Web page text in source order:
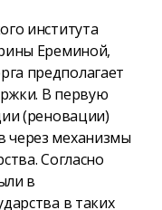
института
Ереминой,
предполагает
В первую
(реновации)
через механизмы
Согласно
в
в таких